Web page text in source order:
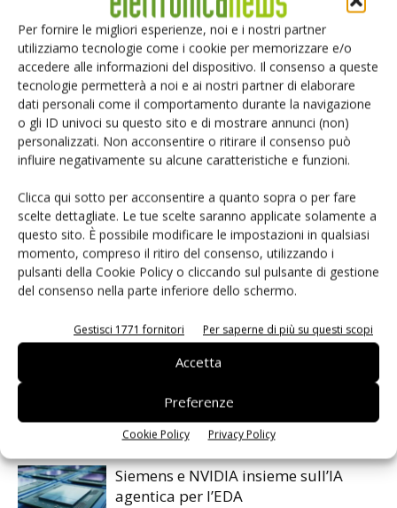
Per fornire le migliori esperienze, noi e i nostri partner
utilizziamo tecnologie come i cookie per memorizzare e/o
accedere alle informazioni del dispositivo. Il consenso a queste
tecnologie permetterà a noi e ai nostri partner di elaborare
dati personali come il comportamento durante la navigazione
o gli ID univoci su questo sito e di mostrare annunci (non)
personalizzati. Non acconsentire o ritirare il consenso può
influire negativamente su alcune caratteristiche e funzioni.
Clicca qui sotto per acconsentire a quanto sopra o per fare
scelte dettagliate. Le tue scelte saranno applicate solamente a
questo sito. È possibile modificare le impostazioni in qualsiasi
momento, compreso il ritiro del consenso, utilizzando i
pulsanti della Cookie Policy o cliccando sul pulsante di gestione
del consenso nella parte inferiore dello schermo.
Gestisci 1771 fornitori Per saperne di più su questi scopi
Accetta
Preferenze
Cookie Policy Privacy Policy
compresa tra il 5% e il 6%.”
TAG Distribuzione Mercato
ARTICOLI CORRELATI
IA autonoma: la fiducia diventa
decisiva
sicurezza e interoperabilità
Siemens e NVIDIA insieme sull’IA
agentica per l’EDA